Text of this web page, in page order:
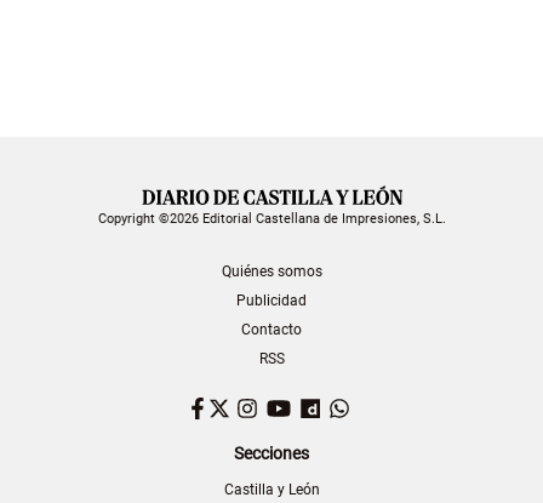
Copyright ©2026 Editorial Castellana de Impresiones, S.L.
Quiénes somos
Publicidad
Contacto
RSS
Facebook
TwitterInstagram
YouTubeDailymotion
Secciones
Castilla y León